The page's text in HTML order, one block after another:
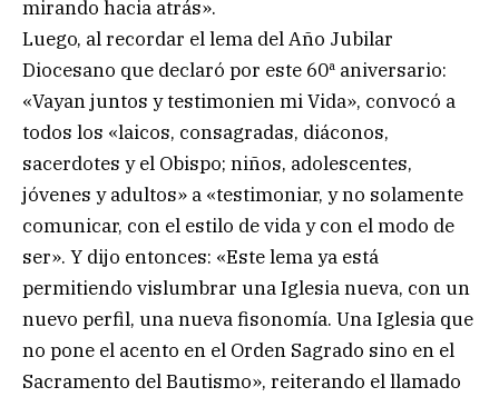
mirando hacia atrás».
Luego, al recordar el lema del Año Jubilar
Diocesano que declaró por este 60ª aniversario:
«Vayan juntos y testimonien mi Vida», convocó a
todos los «laicos, consagradas, diáconos,
sacerdotes y el Obispo; niños, adolescentes,
jóvenes y adultos» a «testimoniar, y no solamente
comunicar, con el estilo de vida y con el modo de
ser». Y dijo entonces: «Este lema ya está
permitiendo vislumbrar una Iglesia nueva, con un
nuevo perfil, una nueva fisonomía. Una Iglesia que
no pone el acento en el Orden Sagrado sino en el
Sacramento del Bautismo», reiterando el llamado